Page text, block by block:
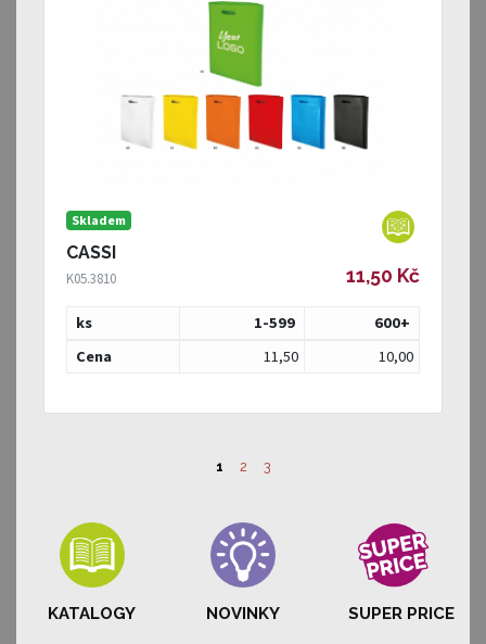
Skladem
CASSI
K05.3810 11,50 Kč
ks 1-599 600+
Cena
11,50 10,00
1 2 3
KATALOGY NOVINKY SUPER PRICE